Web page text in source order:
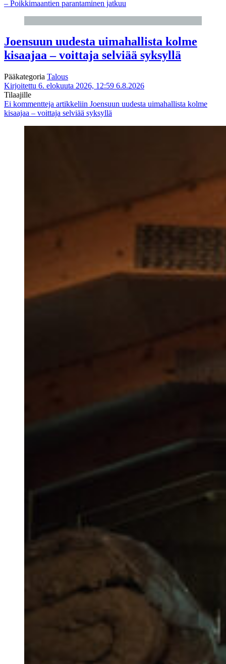
– Poikkimaantien parantaminen jatkuu
Joensuun uudesta uimahallista kolme
kisaajaa – voittaja selviää syksyllä
Pääkategoria Talous
Kirjoitettu 6. elokuuta 2026, 12:59 6.8.2026
Tilaajille
Ei kommentteja artikkeliin Joensuun uudesta uimahallista kolme
kisaajaa – voittaja selviää syksyllä